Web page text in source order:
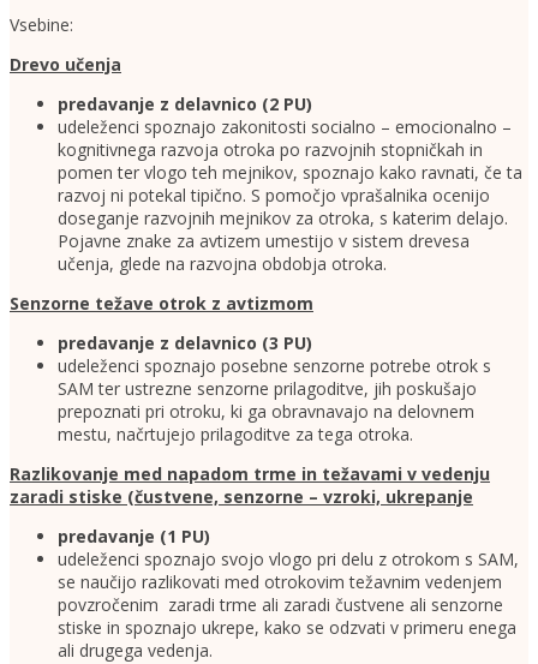
Vsebine:
Drevo učenja
predavanje z delavnico (2 PU)
udeleženci spoznajo zakonitosti socialno – emocionalno –
kognitivnega razvoja otroka po razvojnih stopničkah in
pomen ter vlogo teh mejnikov, spoznajo kako ravnati, če ta
razvoj ni potekal tipično. S pomočjo vprašalnika ocenijo
doseganje razvojnih mejnikov za otroka, s katerim delajo.
Pojavne znake za avtizem umestijo v sistem drevesa
učenja, glede na razvojna obdobja otroka.
Senzorne težave otrok z avtizmom
predavanje z delavnico (3 PU)
udeleženci spoznajo posebne senzorne potrebe otrok s
SAM ter ustrezne senzorne prilagoditve, jih poskušajo
prepoznati pri otroku, ki ga obravnavajo na delovnem
mestu, načrtujejo prilagoditve za tega otroka.
Razlikovanje med napadom trme in težavami v vedenju
zaradi stiske (čustvene, senzorne – vzroki, ukrepanje
predavanje (1 PU)
udeleženci spoznajo svojo vlogo pri delu z otrokom s SAM,
se naučijo razlikovati med otrokovim težavnim vedenjem
povzročenim zaradi trme ali zaradi čustvene ali senzorne
stiske in spoznajo ukrepe, kako se odzvati v primeru enega
ali drugega vedenja.